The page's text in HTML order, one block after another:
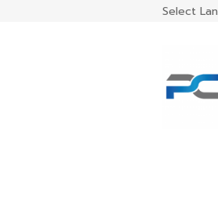
Select